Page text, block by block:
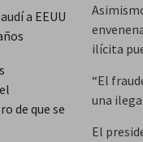
ilícita
“El
una
El
a EEUU
de que se